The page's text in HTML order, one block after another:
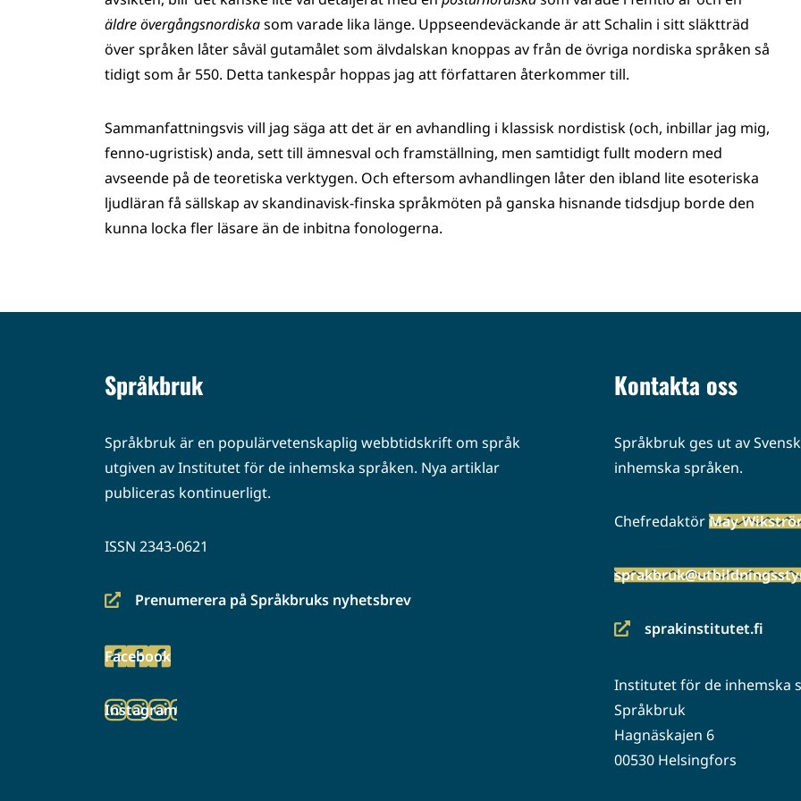
äldre övergångsnordiskasom varade lika länge. Uppseendeväckande är att Schalin i sitt släktträd
över språken låter såväl gutamålet som älvdalskan knoppas av från de övriga nordiska språken så
tidigt som år 550. Detta tankespår hoppas jag att författaren återkommer till.
Sammanfattningsvis vill jag säga att det är en avhandling i klassisk nordistisk (och, inbillar jag mig,
fenno-ugristisk) anda, sett till ämnesval och framställning, men samtidigt fullt modern med
avseende på de teoretiska verktygen. Och eftersom avhandlingen låter den ibland lite esoteriska
ljudläran få sällskap av skandinavisk-finska språkmöten på ganska hisnande tidsdjup borde den
kunna locka fler läsare än de inbitna fonologerna.
Språkbruk
Språkbruk är en populärvetenskaplig webbtidskrift om språk
utgiven av Institutet för de inhemska språken. Nya artiklar
publiceras kontinuerligt.
ISSN 2343-0621
Prenumerera på Språkbruks nyhetsbrev
(siirryt
palveluun)
Facebook
(siirryt
palveluun)
Instagram
(siirryt
Kontakta oss
Språkbruk ges ut av
inhemska språken.
ChefredaktörMay
sprakinstitutet.fi
(siirryt
palveluun)
Institutet för de inhemska
Språkbruk
Hagnäskajen 6
00530 Helsingfors